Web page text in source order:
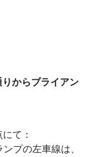
からブライアン
て：
プの左車線は、